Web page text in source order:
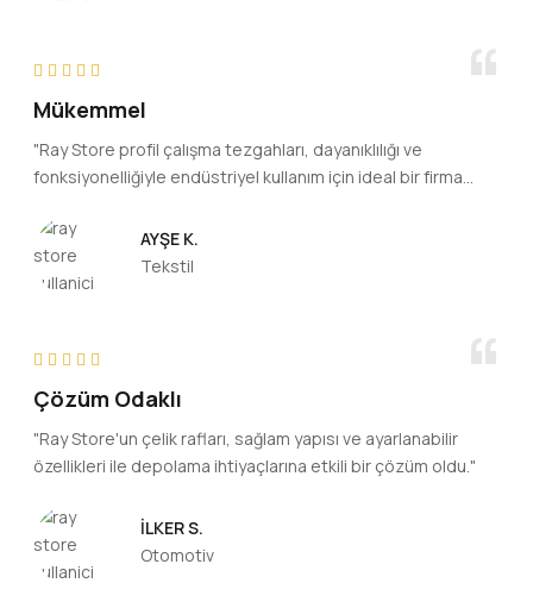
Mükemmel
"Ray Store profil çalışma tezgahları, dayanıklılığı ve
fonksiyonelliğiyle endüstriyel kullanım için ideal bir firma
AYŞE K.
Tekstil
Çözüm Odaklı
"Ray Store'un çelik rafları, sağlam yapısı ve ayarlanabilir
özellikleri ile depolama ihtiyaçlarına etkili bir çözüm oldu."
İLKER S.
Otomotiv